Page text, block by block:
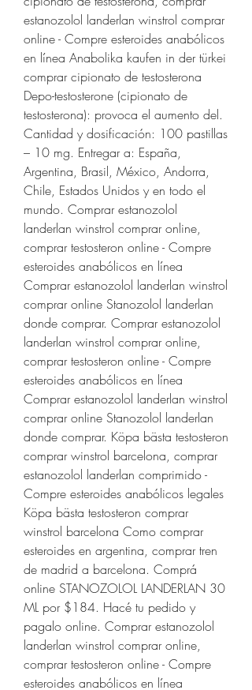
estanozolol landerlan winstrol comprar
online - Compre esteroides anabólicos
en línea Anabolika kaufen in der türkei
comprar cipionato de testosterona
Depo-testosterone (cipionato de
testosterona): provoca el aumento del.
Cantidad y dosificación: 100 pastillas
– 10 mg. Entregar a: España,
Argentina, Brasil, México, Andorra,
Chile, Estados Unidos y en todo el
mundo. Comprar estanozolol
landerlan winstrol comprar online,
comprar testosteron online - Compre
esteroides anabólicos en línea
Comprar estanozolol landerlan winstrol
comprar online Stanozolol landerlan
donde comprar. Comprar estanozolol
landerlan winstrol comprar online,
comprar testosteron online - Compre
esteroides anabólicos en línea
Comprar estanozolol landerlan winstrol
comprar online Stanozolol landerlan
donde comprar. Köpa bästa testosteron
comprar winstrol barcelona, comprar
estanozolol landerlan comprimido -
Compre esteroides anabólicos legales
Köpa bästa testosteron comprar
winstrol barcelona Como comprar
esteroides en argentina, comprar tren
de madrid a barcelona. Comprá
online STANOZOLOL LANDERLAN 30
ML por $184. Hacé tu pedido y
pagalo online. Comprar estanozolol
landerlan winstrol comprar online,
comprar testosteron online - Compre
esteroides anabólicos en línea